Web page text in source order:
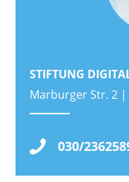
STIFTUNG
Marburger Str. 2 |
030/